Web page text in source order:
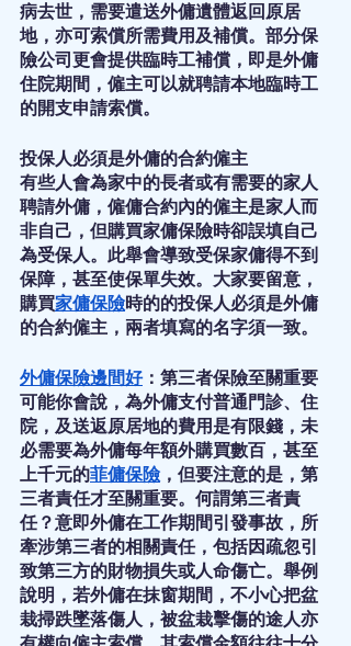
病去世，需要遣送外傭遺體返回原居
地，亦可索償所需費用及補償。部分保
險公司更會提供臨時工補償，即是外傭
住院期間，僱主可以就聘請本地臨時工
的開支申請索償。
投保人必須是外傭的合約僱主
有些人會為家中的長者或有需要的家人
聘請外傭，僱傭合約內的僱主是家人而
非自己，但購買家傭保險時卻誤填自己
為受保人。此舉會導致受保家傭得不到
保障，甚至使保單失效。大家要留意，
購買家傭保險時的的投保人必須是外傭
的合約僱主，兩者填寫的名字須一致。
外傭保險邊間好：第三者保險至關重要
可能你會說，為外傭支付普通門診、住
院，及送返原居地的費用是有限錢，未
必需要為外傭每年額外購買數百，甚至
上千元的菲傭保險 ，但要注意的是，第
三者責任才至關重要。何謂第三者責
任？意即外傭在工作期間引發事故，所
牽涉第三者的相關責任，包括因疏忽引
致第三方的財物損失或人命傷亡。舉例
說明，若外傭在抹窗期間，不小心把盆
栽掃跌墜落傷人，被盆栽擊傷的途人亦